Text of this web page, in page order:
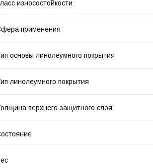
износостойкости
применения
основы линолеумного покрытия
линолеумного покрытия
верхнего защитного слоя